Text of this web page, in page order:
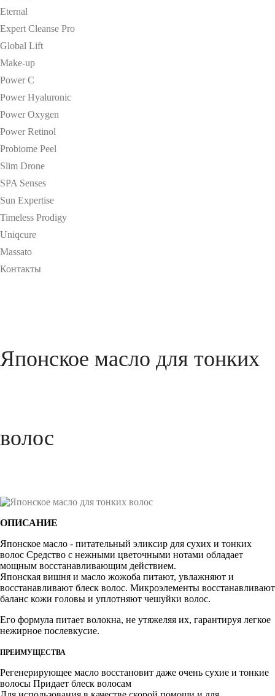
Eternal
Expert Cleanse Pro
Global Lift
Make-up
Power C
Power Hyaluronic
Power Oxygen
Power Retinol
Probiome Peel
Slim Drone
SPA Senses
Sun Expertise
Timeless Prodigy
Uniqcure
Massato
Контакты
Японское масло для тонких
волос
ОПИСАНИЕ
Японское масло - питательный эликсир для сухих и тонких
волос Средство с нежными цветочными нотами обладает
мощным восстанавливающим действием.
Японская вишня и масло жожоба питают, увлажняют и
восстанавливают блеск волос. Микроэлементы восстанавливают
баланс кожи головы и уплотняют чешуйки волос.
Его формула питает волокна, не утяжеляя их, гарантируя легкое
нежирное послевкусие.
ПРЕИМУЩЕСТВА
Регенерирующее масло восстановит даже очень сухие и тонкие
волосы Придает блеск волосам